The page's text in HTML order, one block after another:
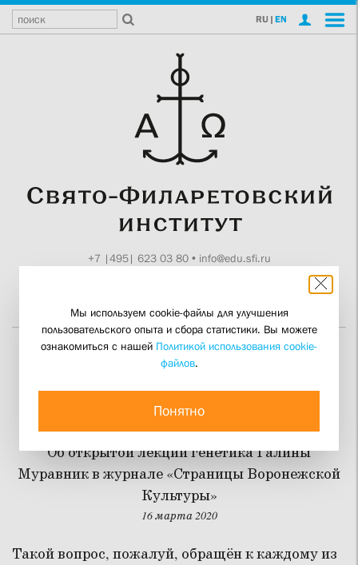
RU | EN
+7 |495| 623 03 80• info@edu.sfi.ru
Должны ли технологии
опережать смыслы?
Об открытой лекции генетика Галины
Муравник в журнале «Страницы Воронежской
Культуры»
16 марта 2020
Такой вопрос, пожалуй, обращён к каждому из
Мы используем cookie-файлы для улучшения
пользовательского опыта и сбора статистики. Вы можете
ознакомиться с нашей Политикой использования cookie-
файлов.
Понятно